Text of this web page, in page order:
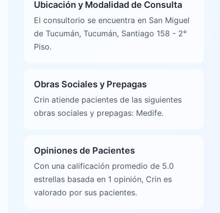
Ubicación y Modalidad de Consulta
El consultorio se encuentra en San Miguel
de Tucumán, Tucumán, Santiago 158 - 2°
Piso.
Obras Sociales y Prepagas
Crin atiende pacientes de las siguientes
obras sociales y prepagas: Medife.
Opiniones de Pacientes
Con una calificación promedio de 5.0
estrellas basada en 1 opinión, Crin es
valorado por sus pacientes.